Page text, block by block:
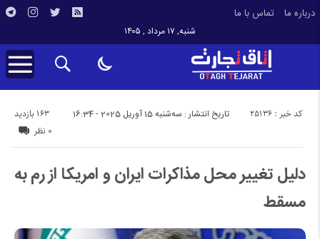
درباره ما تماس با ما
شنبه, ۱۷ مرداد , ۱۴۰۵
تاریخ انتشار : سه‌شنبه 15 آوریل 2025 - 16:34 163 بازدید کد خبر : 25136
0 نظر
دلیل تغییر محل مذاکرات ایران و امریکا از رم به
مسقط